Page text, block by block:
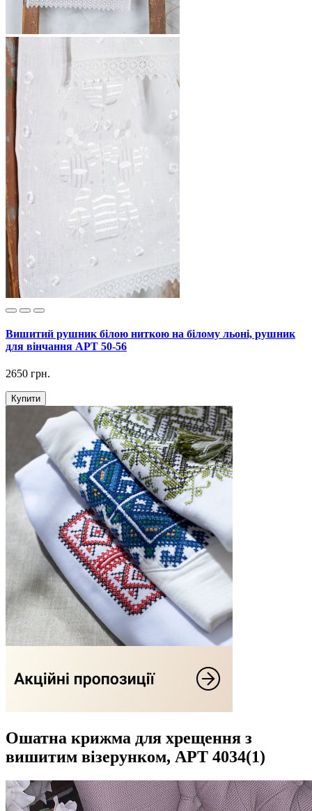
Вишитий рушник білою ниткою на білому льоні, рушник
для вінчання АРТ 50-56
2650 грн.
Купити
Ошатна крижма для хрещення з
вишитим візерунком, АРТ 4034(1)